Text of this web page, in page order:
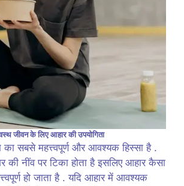
जीवन के लिए आहार की उपयोगिता
सबसे महत्त्वपूर्ण और आवश्यक हिस्सा है .
की नींव पर टिका होता है इसलिए आहार कैसा
हो जाता है . यदि आहार में आवश्यक